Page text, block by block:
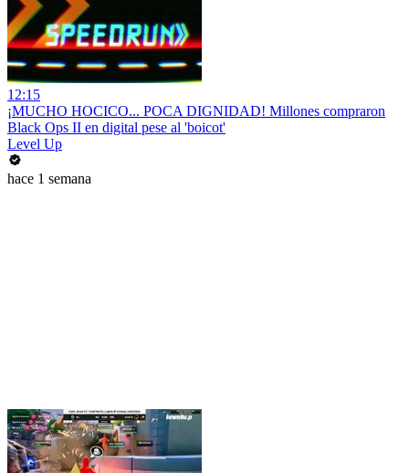
12:15
¡MUCHO HOCICO... POCA DIGNIDAD! Millones compraron
Black Ops II en digital pese al 'boicot'
Level Up
hace 1 semana